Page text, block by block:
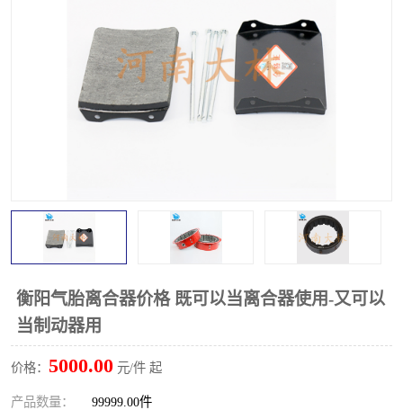
衡阳气胎离合器价格 既可以当离合器使用-又可以
当制动器用
价格： 5000.00 元/件 起
产品数量： 99999.00件
泥浆泵空气包胶囊 气动元件
DY隔膜式离合器 CB离合器
KB离合器 实芯轮胎